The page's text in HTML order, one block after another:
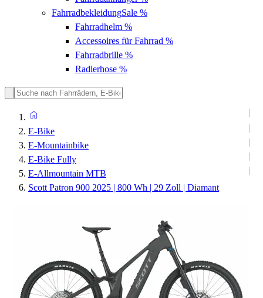
FahrradbekleidungSale %
Fahrradhelm %
Accessoires für Fahrrad %
Fahrradbrille %
Radlerhose %
E-Bike
E-Mountainbike
E-Bike Fully
E-Allmountain MTB
Scott Patron 900 2025 | 800 Wh | 29 Zoll | Diamant